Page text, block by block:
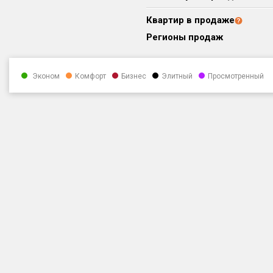
Квартир в продаже
Регионы продаж
Эконом Комфорт Бизнес Элитный Просмотренный